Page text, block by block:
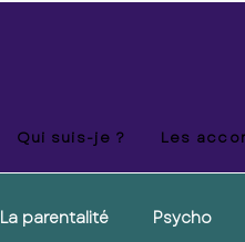
Qui suis-je ? Les
La parentalité Psycho